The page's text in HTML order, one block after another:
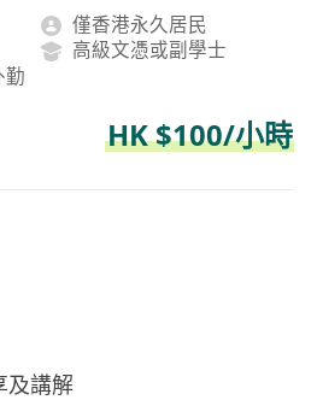
僅香港永久居民
高級文憑或副學士
勤
HK $100/小時
及講解